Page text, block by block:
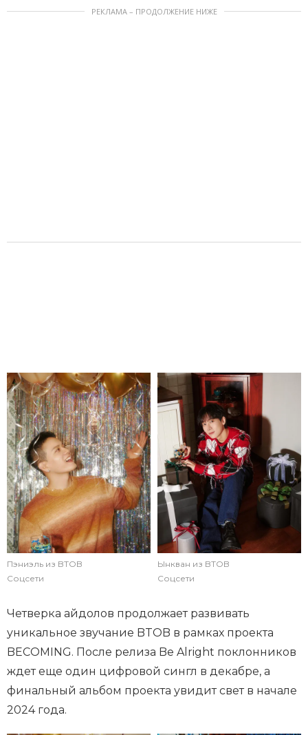
РЕКЛАМА – ПРОДОЛЖЕНИЕ НИЖЕ
Пэниэль из BTOB
Соцсети
Ынкван из BTOB
Соцсети
Четверка айдолов продолжает развивать
уникальное звучание BTOB в рамках проекта
BECOMING. После релиза Be Alright поклонников
ждет еще один цифровой сингл в декабре, а
финальный альбом проекта увидит свет в начале
2024 года.